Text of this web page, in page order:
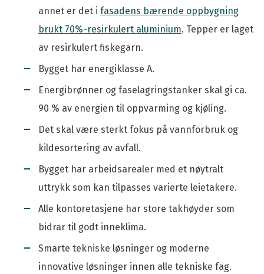
annet er det i fasadens bærende oppbygning
brukt 70%-resirkulert aluminium. Tepper er laget
av resirkulert fiskegarn.
Bygget har energiklasse A.
Energibrønner og faselagringstanker skal gi ca.
90 % av energien til oppvarming og kjøling.
Det skal være sterkt fokus på vannforbruk og
kildesortering av avfall.
Bygget har arbeidsarealer med et nøytralt
uttrykk som kan tilpasses varierte leietakere.
Alle kontoretasjene har store takhøyder som
bidrar til godt inneklima.
Smarte tekniske løsninger og moderne
innovative løsninger innen alle tekniske fag.